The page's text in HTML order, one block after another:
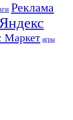
Реклама
Яндекс
Маркет игры